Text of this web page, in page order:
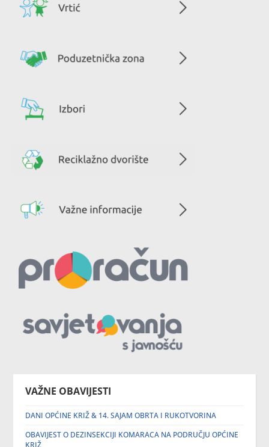
VAŽNE OBAVIJESTI
DANI OPĆINE KRIŽ & 14. SAJAM OBRTA I RUKOTVORINA
OBAVIJEST O DEZINSEKCIJI KOMARACA NA PODRUČJU OPĆINE
KRIŽ